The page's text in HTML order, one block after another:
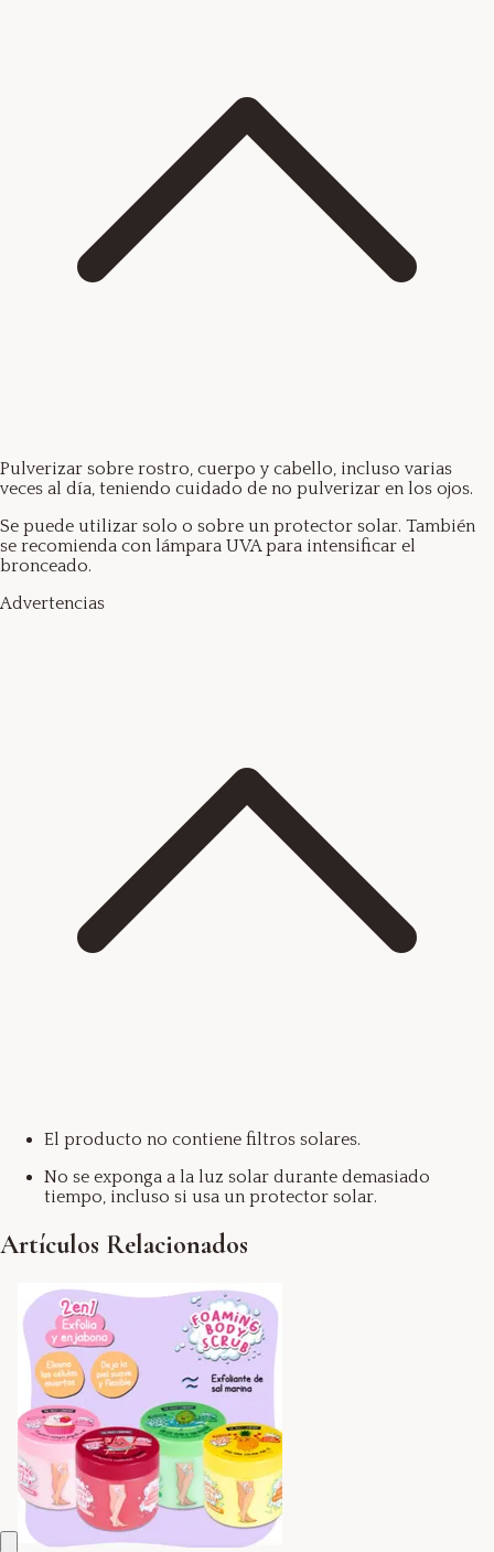
Pulverizar sobre rostro, cuerpo y cabello, incluso varias
veces al día, teniendo cuidado de no pulverizar en los ojos.
Se puede utilizar solo o sobre un protector solar. También
se recomienda con lámpara UVA para intensificar el
bronceado.
Advertencias
El producto no contiene filtros solares.
No se exponga a la luz solar durante demasiado
tiempo, incluso si usa un protector solar.
Artículos Relacionados